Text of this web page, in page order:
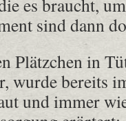
sind dann
Plätzchen in
wurde bereits
und immer